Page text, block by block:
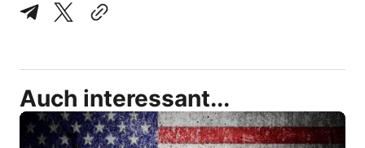
Auch interessant...